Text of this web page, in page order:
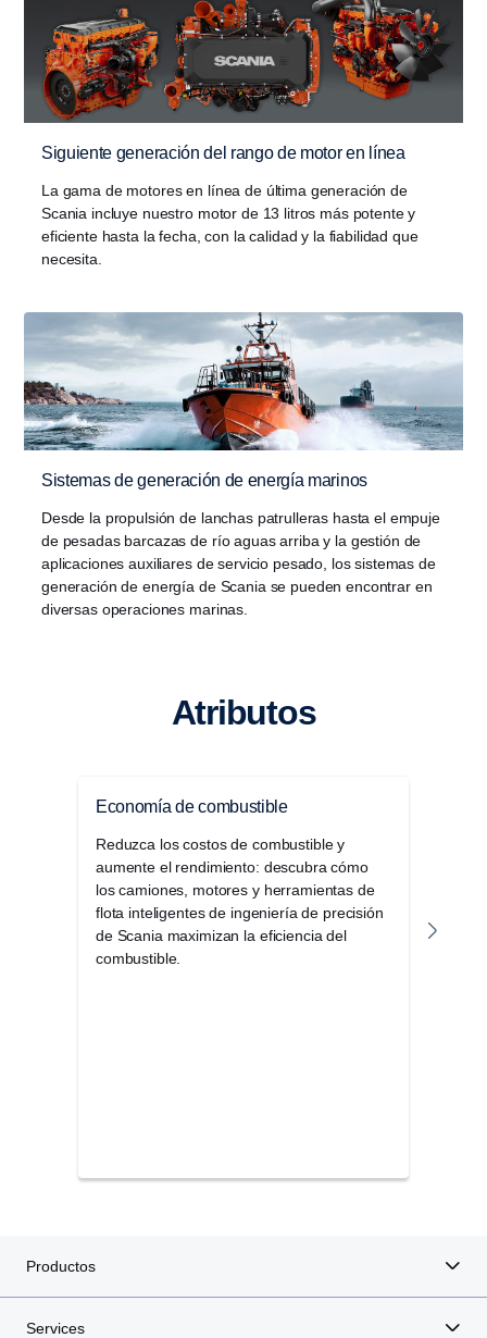
Siguiente generación del rango de motor en línea
La gama de motores en línea de última generación de
Scania incluye nuestro motor de 13 litros más potente y
eficiente hasta la fecha, con la calidad y la fiabilidad que
necesita.
Sistemas de generación de energía marinos
Desde la propulsión de lanchas patrulleras hasta el empuje
de pesadas barcazas de río aguas arriba y la gestión de
aplicaciones auxiliares de servicio pesado, los sistemas de
generación de energía de Scania se pueden encontrar en
diversas operaciones marinas.
Atributos
Economía de combustible
Reduzca los costos de combustible y
aumente el rendimiento: descubra cómo
los camiones, motores y herramientas de
flota inteligentes de ingeniería de precisión
de Scania maximizan la eficiencia del
combustible.
Productos
Services